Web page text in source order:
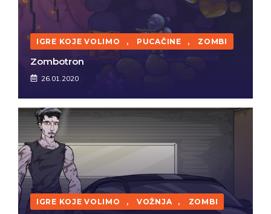
IGRE KOJE VOLIMO , PUCAČINE , ZOMBI
Zombotron
26.01.2020
IGRE KOJE VOLIMO , VOŽNJA , ZOMBI